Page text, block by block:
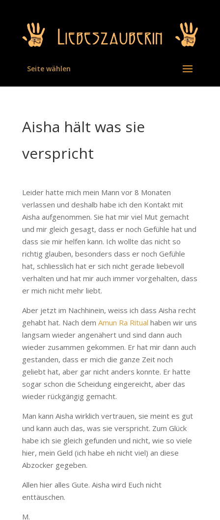
Seite wählen
Aisha hält was sie
verspricht
Leider hatte mich mein Mann vor 8 Monaten
verlassen und deshalb habe ich den Kontakt mit
Aisha aufgenommen. Sie hat mir viel Mut gemacht
und mir gleich gesagt, dass er noch Gefühle hat und
dass sie mir helfen kann. Ich wollte das nicht so
richtig glauben, besonders dass er noch Gefühle
hat, schliesslich hat er sich nicht gerade liebevoll
verhalten und hat mir auch immer vorgehalten, dass
er mich nicht mehr liebt.
Aber jetzt im Nachhinein, weiss ich dass Aisha recht
gehabt hat. Nach dem Amun Ra Ritual haben wir uns
langsam wieder angenähert und sind dann auch
wieder zusammen gekommen. Er hat mir dann auch
gestanden, dass er mich die ganze Zeit noch
geliebt hat, aber gar nicht anders konnte. Er hatte
sogar schon die Scheidung eingereicht, aber das
wieder rückgängig gemacht.
Man kann Aisha wirklich vertrauen, sie meint es gut
und kann auch das, was sie verspricht. Zum Glück
habe ich sie gleich gefunden und nicht, wie so viele
hier, mein Geld (ich habe eh nicht viel) an diese
Abzocker gegeben.
Allen hier alles Gute. Aisha wird Euch nicht
enttäuschen.
M.